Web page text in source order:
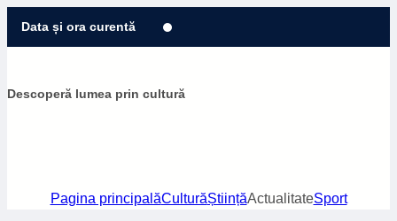
Data și ora curentă
Descoperă lumea prin cultură
Pagina principalăCulturăȘtiințăActualitateSport